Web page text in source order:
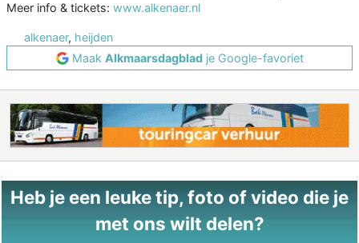
Meer info & tickets: www.alkenaer.nl
alkenaer, heijden
Maak Alkmaarsdagbladje Google-favoriet
Heb je een leuke tip, foto of video die je
met ons wilt delen?